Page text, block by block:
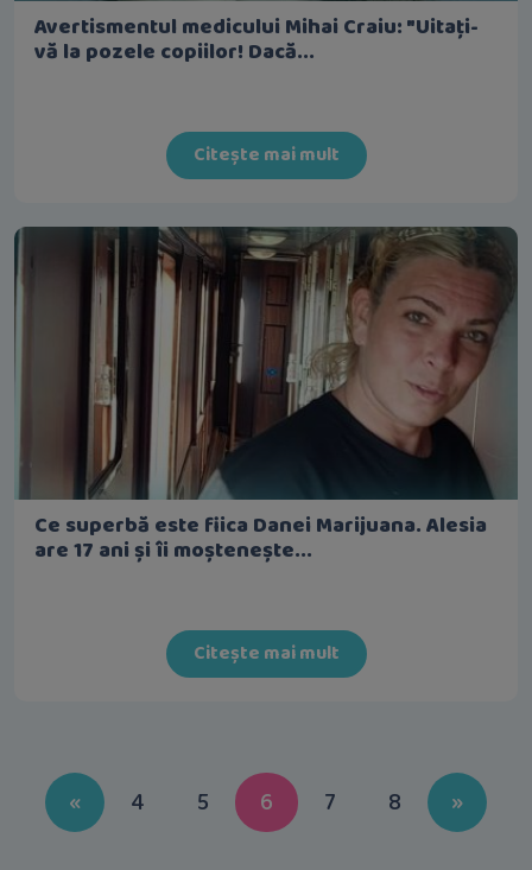
Avertismentul medicului Mihai Craiu: "Uitați-
vă la pozele copiilor! Dacă...
Citește mai mult
Ce superbă este fiica Danei Marijuana. Alesia
are 17 ani și îi moștenește...
Citește mai mult
«Previous
4 5 6 7 8 »Next